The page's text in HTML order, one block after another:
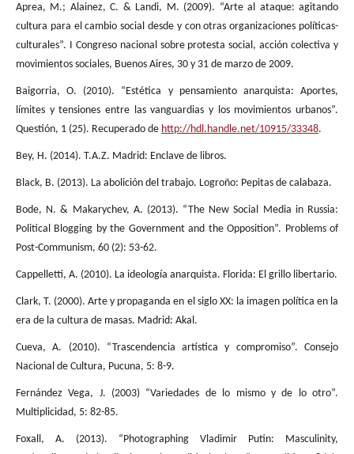
Aprea, M.; Alainez, C. & Landi, M. (2009). “Arte al ataque: agitando
cultura para el cambio social desde y con otras organizaciones políticas-
culturales”. I Congreso nacional sobre protesta social, acción colectiva y
movimientos sociales, Buenos Aires, 30 y 31 de marzo de 2009.
Baigorria, O. (2010). “Estética y pensamiento anarquista: Aportes,
límites y tensiones entre las vanguardias y los movimientos urbanos”.
Questión, 1 (25). Recuperado de http://hdl.handle.net/10915/33348.
Bey, H. (2014). T.A.Z. Madrid: Enclave de libros.
Black, B. (2013). La abolición del trabajo. Logroño: Pepitas de calabaza.
Bode, N. & Makarychev, A. (2013). “The New Social Media in Russia:
Political Blogging by the Government and the Opposition”. Problems of
Post-Communism, 60 (2): 53-62.
Cappelletti, A. (2010). La ideología anarquista. Florida: El grillo libertario.
Clark, T. (2000). Arte y propaganda en el siglo XX: la imagen política en la
era de la cultura de masas. Madrid: Akal.
Cueva, A. (2010). “Trascendencia artística y compromiso”. Consejo
Nacional de Cultura, Pucuna, 5: 8-9.
Fernández Vega, J. (2003) “Variedades de lo mismo y de lo otro”.
Multiplicidad, 5: 82-85.
Foxall, A. (2013). “Photographing Vladimir Putin: Masculinity,